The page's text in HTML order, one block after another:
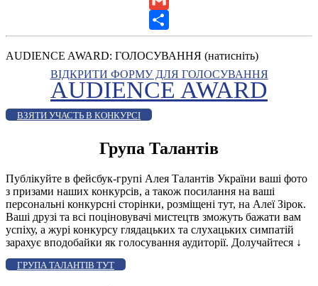
Gmail
Share
AUDIENCE AWARD: ГОЛОСУВАННЯ (натисніть)
ВІДКРИТИ ФОРМУ ДЛЯ ГОЛОСУВАННЯ
AUDIENCE AWARD
ВЗЯТИ УЧАСТЬ В КОНКУРСІ
Група Талантів
Публікуйте в фейсбук-групі Алея Талантів України ваші фото
з призами наших конкурсів, а також посилання на ваші
персональні конкурсні сторінки, розміщені тут, на Алеї Зірок.
Ваші друзі та всі поціновувачі мистецтв зможуть бажати вам
успіху, а журі конкурсу глядацьких та слухацьких симпатій
зарахує вподобайки як голосування аудиторії. Долучайтеся ↓
ГРУПА ТАЛАНТІВ ТУТ